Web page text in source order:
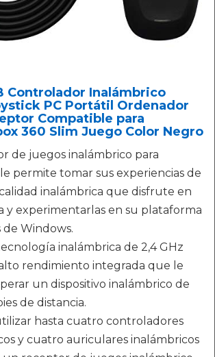
Controlador Inalámbrico
PC Portátil Ordenador
Compatible para
360 Slim Juego Color Negro
de juegos inalámbrico para
permite tomar sus experiencias de
inalámbrica que disfrute en
y experimentarlas en su plataforma
Windows.
inalámbrica de 2,4 GHz
rendimiento integrada que le
un dispositivo inalámbrico de
de distancia.
hasta cuatro controladores
y cuatro auriculares inalámbricos